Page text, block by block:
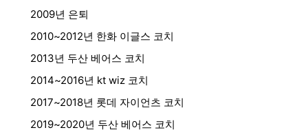
2009년 은퇴
2010~2012년 한화 이글스 코치
2013년 두산 베어스 코치
2014~2016년 kt wiz 코치
2017~2018년 롯데 자이언츠 코치
2019~2020년 두산 베어스 코치